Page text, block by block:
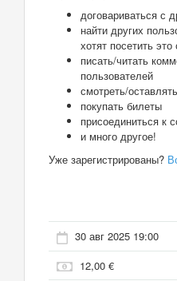
договариваться с
найти других
хотят посетить
писать/читать
пользователей
смотреть/
покупать билеты
присоединиться к
и много другое!
Уже зарегистрированы?
30 авг 2025 19:00
12,00 €